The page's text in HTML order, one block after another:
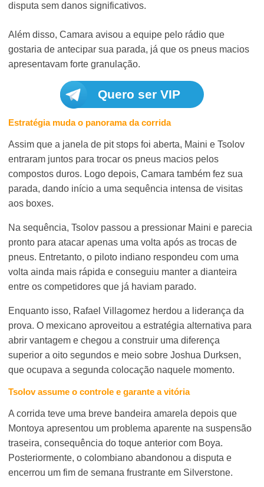
disputa sem danos significativos.
Além disso, Camara avisou a equipe pelo rádio que
gostaria de antecipar sua parada, já que os pneus macios
apresentavam forte granulação.
Quero ser VIP
Estratégia muda o panorama da corrida
Assim que a janela de pit stops foi aberta, Maini e Tsolov
entraram juntos para trocar os pneus macios pelos
compostos duros. Logo depois, Camara também fez sua
parada, dando início a uma sequência intensa de visitas
aos boxes.
Na sequência, Tsolov passou a pressionar Maini e parecia
pronto para atacar apenas uma volta após as trocas de
pneus. Entretanto, o piloto indiano respondeu com uma
volta ainda mais rápida e conseguiu manter a dianteira
entre os competidores que já haviam parado.
Enquanto isso, Rafael Villagomez herdou a liderança da
prova. O mexicano aproveitou a estratégia alternativa para
abrir vantagem e chegou a construir uma diferença
superior a oito segundos e meio sobre Joshua Durksen,
que ocupava a segunda colocação naquele momento.
Tsolov assume o controle e garante a vitória
A corrida teve uma breve bandeira amarela depois que
Montoya apresentou um problema aparente na suspensão
traseira, consequência do toque anterior com Boya.
Posteriormente, o colombiano abandonou a disputa e
encerrou um fim de semana frustrante em Silverstone.